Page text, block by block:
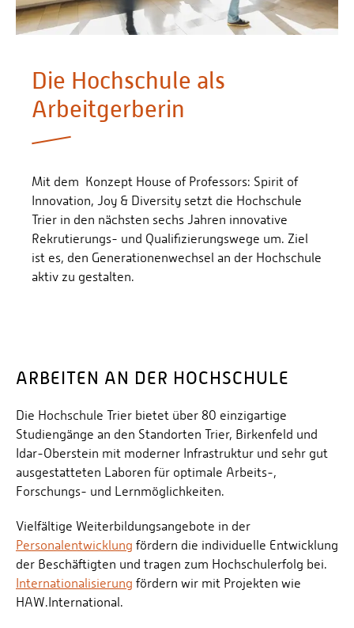
Personalvertretungen
Schwerbehindertenvertretungen
Personalentwicklung
Personensuche
Die Hochschule als
Arbeitgerberin
Mit dem Konzept House of Professors: Spirit of
Innovation, Joy & Diversity setzt die Hochschule
Trier in den nächsten sechs Jahren innovative
Rekrutierungs- und Qualifizierungswege um. Ziel
ist es, den Generationenwechsel an der Hochschule
aktiv zu gestalten.
ARBEITEN AN DER HOCHSCHULE
Die Hochschule Trier bietet über 80 einzigartige
Studiengänge an den Standorten Trier, Birkenfeld und
Idar-Oberstein mit moderner Infrastruktur und sehr gut
ausgestatteten Laboren für optimale Arbeits-,
Forschungs- und Lernmöglichkeiten.
Vielfältige Weiterbildungsangebote in der
Personalentwicklung fördern die individuelle Entwicklung
der Beschäftigten und tragen zum Hochschulerfolg bei.
Internationalisierung fördern wir mit Projekten wie
HAW.International.